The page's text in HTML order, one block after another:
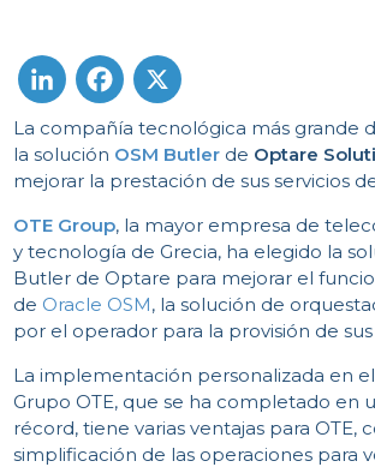
LinkedInFacebook
X
La compañía tecnológica más grande
la solución OSM Butler de Optare
mejorar la prestación de sus servicios
OTE Group, la mayor empresa de
y tecnología de Grecia, ha elegido la
Butler de Optare para mejorar el
de Oracle OSM, la solución de
por el operador para la provisión de sus
La implementación personalizada en
Grupo OTE, que se ha completado en
récord, tiene varias ventajas para OTE,
simplificación de las operaciones para